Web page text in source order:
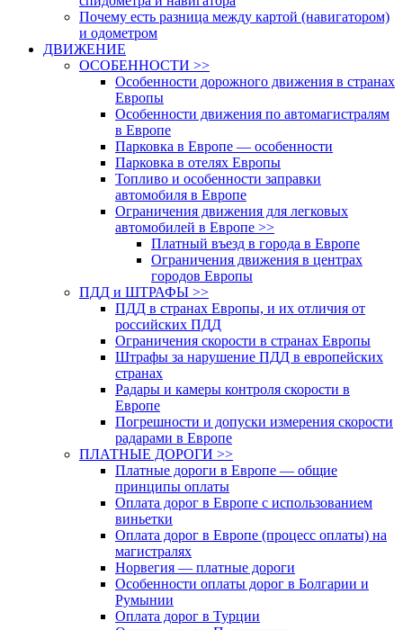
Почему есть разница между картой (навигатором)
и одометром
ДВИЖЕНИЕ
ОСОБЕННОСТИ >>
Особенности дорожного движения в странах
Европы
Особенности движения по автомагистралям
в Европе
Парковка в Европе — особенности
Парковка в отелях Европы
Топливо и особенности заправки
автомобиля в Европе
Ограничения движения для легковых
автомобилей в Европе >>
Платный въезд в города в Европе
Ограничения движения в центрах
городов Европы
ПДД и ШТРАФЫ >>
ПДД в странах Европы, и их отличия от
российских ПДД
Ограничения скорости в странах Европы
Штрафы за нарушение ПДД в европейских
странах
Радары и камеры контроля скорости в
Европе
Погрешности и допуски измерения скорости
радарами в Европе
ПЛАТНЫЕ ДОРОГИ >>
Платные дороги в Европе — общие
принципы оплаты
Оплата дорог в Европе с использованием
виньетки
Оплата дорог в Европе (процесс оплаты) на
магистралях
Норвегия — платные дороги
Особенности оплаты дорог в Болгарии и
Румынии
Оплата дорог в Турции